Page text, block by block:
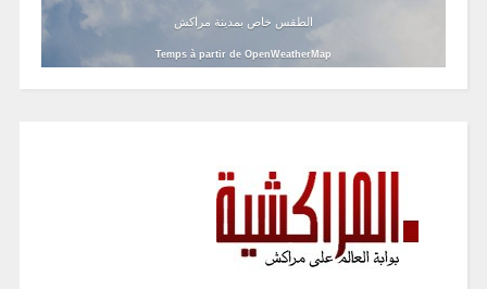
الطقس خاص بمدينة مراكش
Temps à partir de OpenWeatherMap